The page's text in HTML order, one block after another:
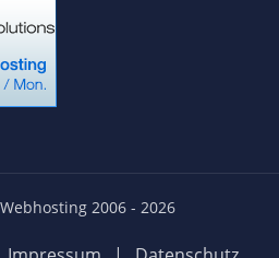
2006 - 2026